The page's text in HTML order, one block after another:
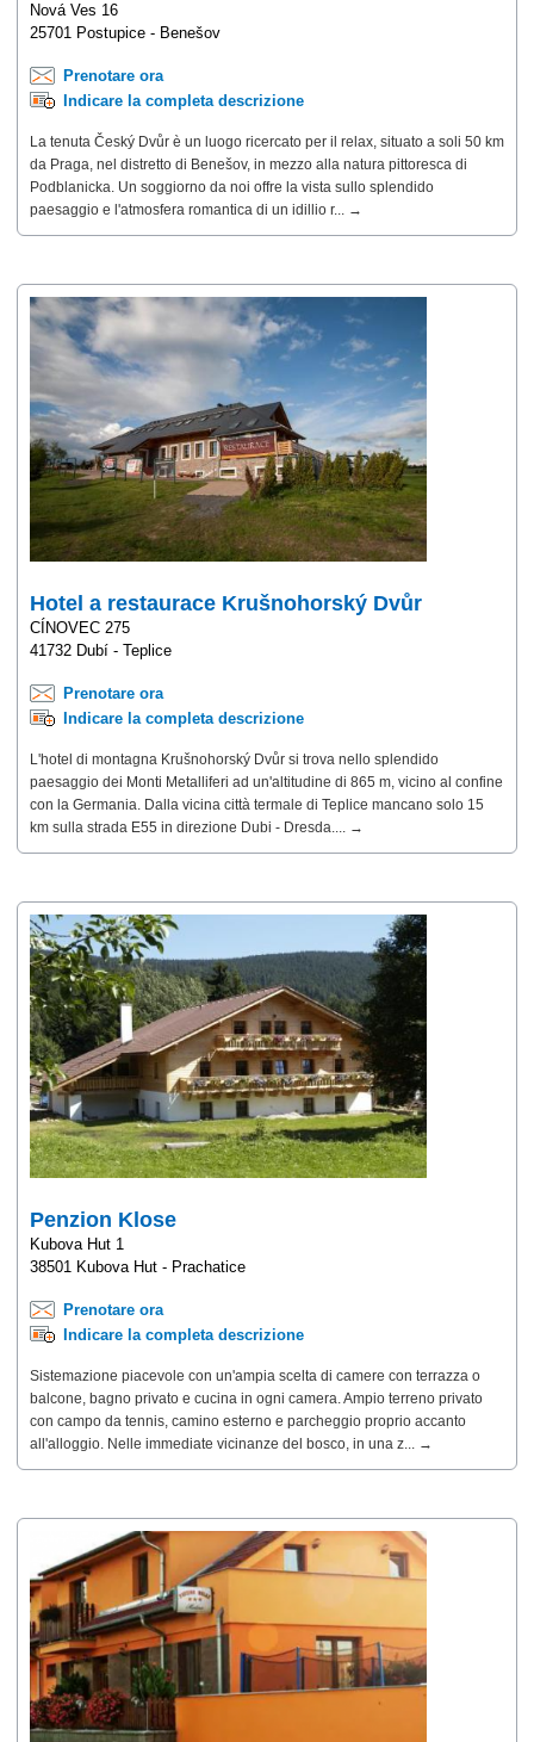
Nová Ves 16
25701 Postupice - Benešov
Prenotare ora
Indicare la completa descrizione
La tenuta Český Dvůr è un luogo ricercato per il relax, situato a soli 50 km
da Praga, nel distretto di Benešov, in mezzo alla natura pittoresca di
Podblanicka. Un soggiorno da noi offre la vista sullo splendido
paesaggio e l'atmosfera romantica di un idillio r... →
Hotel a restaurace Krušnohorský Dvůr
CÍNOVEC 275
41732 Dubí - Teplice
Prenotare ora
Indicare la completa descrizione
L'hotel di montagna Krušnohorský Dvůr si trova nello splendido
paesaggio dei Monti Metalliferi ad un'altitudine di 865 m, vicino al confine
con la Germania. Dalla vicina città termale di Teplice mancano solo 15
km sulla strada E55 in direzione Dubi - Dresda.... →
Penzion Klose
Kubova Hut 1
38501 Kubova Hut - Prachatice
Prenotare ora
Indicare la completa descrizione
Sistemazione piacevole con un'ampia scelta di camere con terrazza o
balcone, bagno privato e cucina in ogni camera. Ampio terreno privato
con campo da tennis, camino esterno e parcheggio proprio accanto
all'alloggio. Nelle immediate vicinanze del bosco, in una z... →